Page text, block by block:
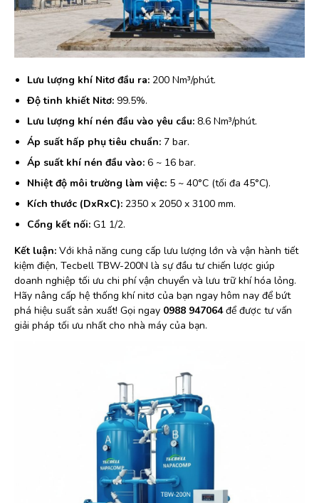
Lưu lượng khí Nitơ đầu ra: 200 Nm³/phút.
Độ tinh khiết Nitơ: 99.5%.
Lưu lượng khí nén đầu vào yêu cầu: 8.6 Nm³/phút.
Áp suất hấp phụ tiêu chuẩn: 7 bar.
Áp suất khí nén đầu vào: 6 ~ 16 bar.
Nhiệt độ môi trường làm việc: 5 ~ 40°C (tối đa 45°C).
Kích thước (DxRxC): 2350 x 2050 x 3100 mm.
Cổng kết nối: G1 1/2.
Kết luận: Với khả năng cung cấp lưu lượng lớn và vận hành tiết
kiệm điện, Tecbell TBW-200N là sự đầu tư chiến lược giúp
doanh nghiệp tối ưu chi phí vận chuyển và lưu trữ khí hóa lỏng.
Hãy nâng cấp hệ thống khí nitơ của bạn ngay hôm nay để bứt
phá hiệu suất sản xuất! Gọi ngay 0988 947064để được tư vấn
giải pháp tối ưu nhất cho nhà máy của bạn.